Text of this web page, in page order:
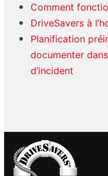
Comment
DriveSavers à
Planification
documenter
d’incident